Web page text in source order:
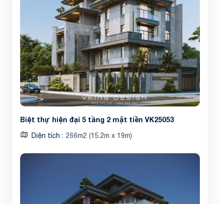
Biệt thự hiện đại 5 tầng 2 mặt tiền VK25053
Diện tích 266m2 (15.2m x 19m)